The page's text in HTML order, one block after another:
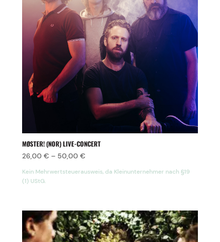
MØSTER! (NOR) LIVE-CONCERT
26,00 € – 50,00 €
Kein Mehrwertsteuerausweis, da Kleinunternehmer nach §19
(1) UStG.